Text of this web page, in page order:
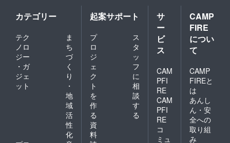
414 午
後８時
より。
・2022
年新春
三和花
火鑑賞
ご招
待。
※2022
年新春
三和花
火鑑賞
会で
は、打
ち上げ
カテゴリー
テク
ノロ
ジー
・ガ
ジェ
ット
ま
ち
づ
く
り
・
地
域
活
性
化
起案サポート
プ
ロ
ジ
ェ
ク
ト
を
作
る
ス
タ
ッ
フ
に
相
談
す
る
資
料
サ
ー
ビ
ス
CAM
PFI
RE
CAM
PFI
RE
コ
ミュ
CAMP
FIRE
につい
て
CAMP
FIREと
は
あんし
ん・安
全への
取り組
み